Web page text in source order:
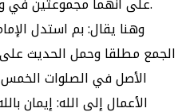
وهنا يقال: بم استدل
الجمع مطلقا وحمل الحديث
الأصل في الصلوات
الأعمال إلى الله: إيمان